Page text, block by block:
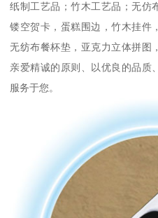
纸制工艺品；竹木工艺品；无仿
镂空贺卡，蛋糕围边，竹木挂件
无纺布餐杯垫，亚克力立体拼图
亲爱精诚的原则、以优良的品质
服务于您。